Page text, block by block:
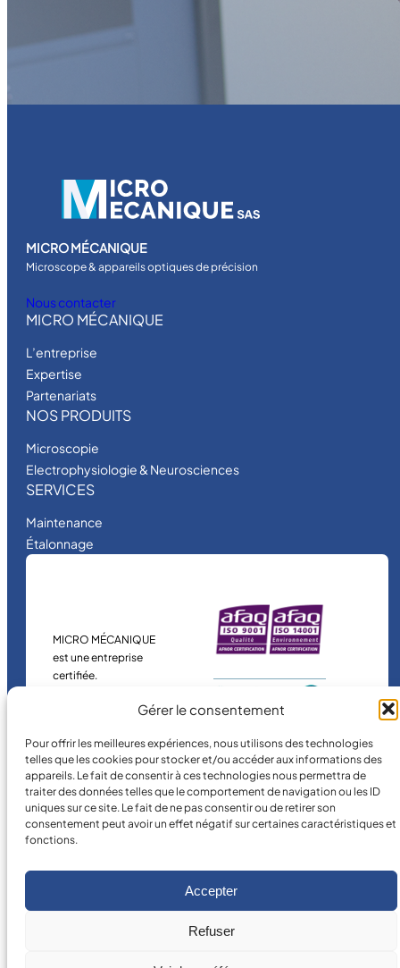
Gérer le consentement
Pour offrir les meilleures expériences, nous utilisons des technologies
telles que les cookies pour stocker et/ou accéder aux informations des
appareils. Le fait de consentir à ces technologies nous permettra de
traiter des données telles que le comportement de navigation ou les ID
uniques sur ce site. Le fait de ne pas consentir ou de retirer son
consentement peut avoir un effet négatif sur certaines caractéristiques et
fonctions.
Accepter
Refuser
MICRO MÉCANIQUE
Microscope & appareils optiques de précision
Nous contacter
MICRO MÉCANIQUE
L’entreprise
Expertise
Partenariats
NOS PRODUITS
Microscopie
Electrophysiologie & Neurosciences
SERVICES
Maintenance
Étalonnage
MICRO MÉCANIQUE
est une entreprise
certifiée.
©2026MICRO MÉCANIQUE.